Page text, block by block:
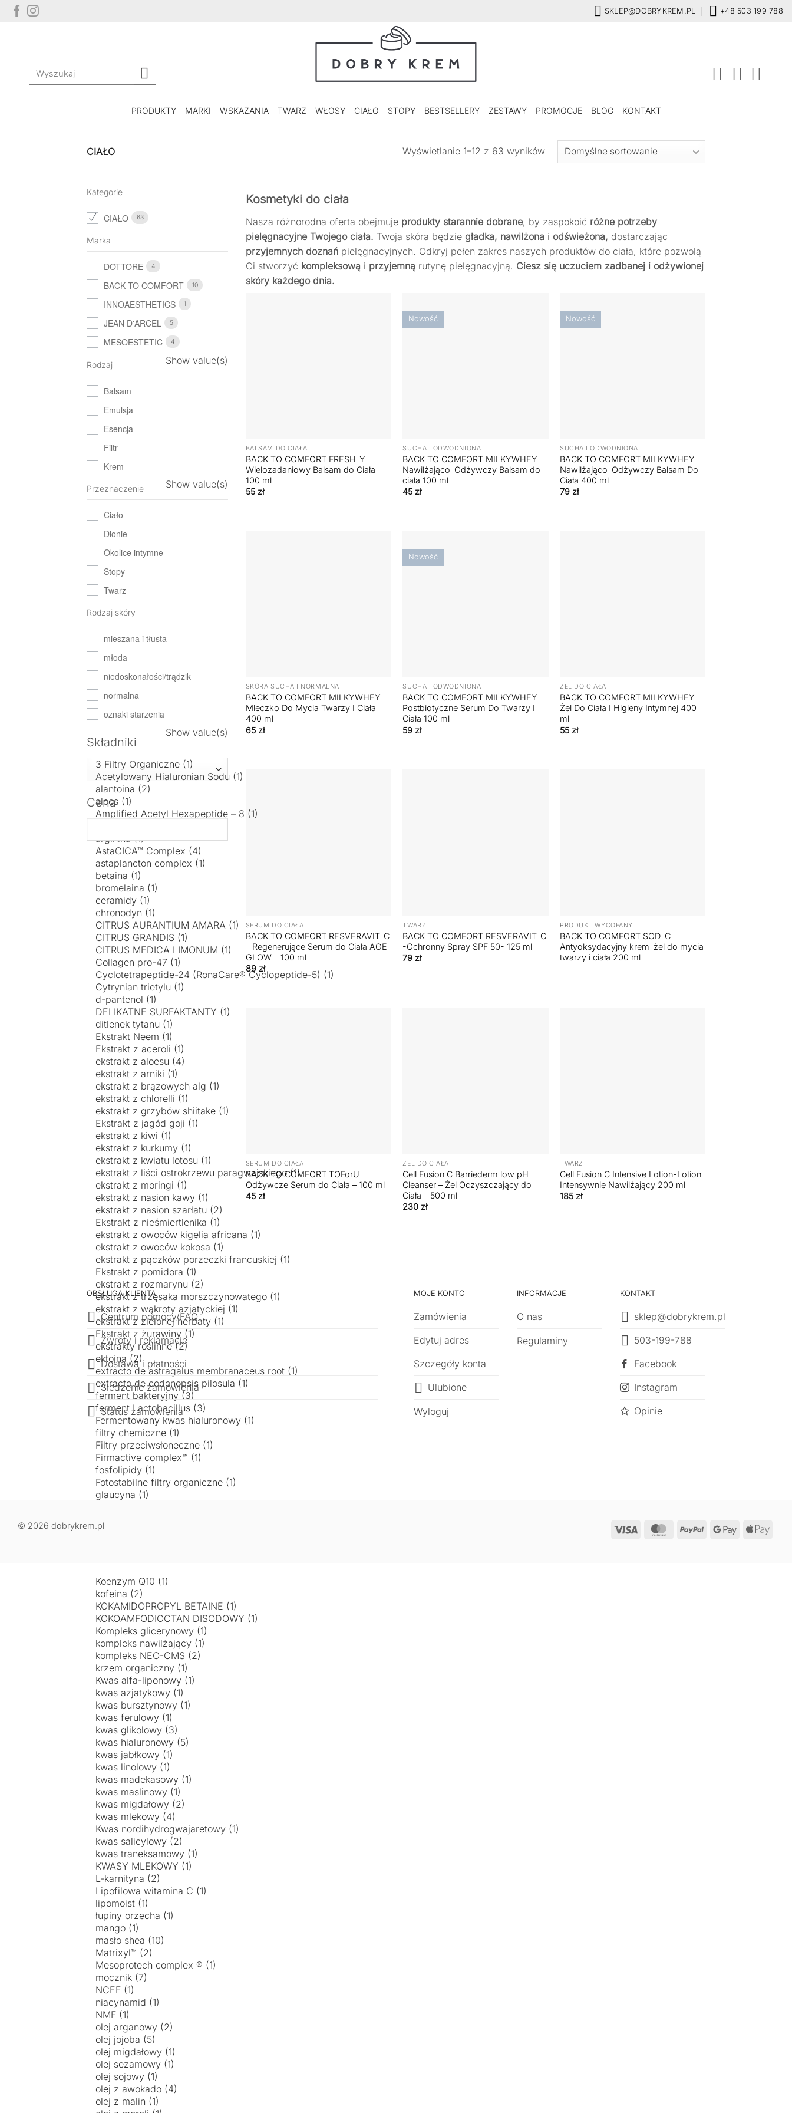
Przewiń
SKLEP@DOBRYKREM.PL +48 503 199 788
Szukaj:
PRODUKTY MARKI WSKAZANIA TWARZ WŁOSY CIAŁO STOPY BESTSELLERY ZESTAWY PROMOCJE BLOG KONTAKT
CIAŁO Wyświetlanie 1–12 z 63 wyników
Kategorie
CIAŁO 63
Marka
DOTTORE 4
BACK TO COMFORT 10
INNOAESTHETICS 1
JEAN D'ARCEL 5
MESOESTETIC 4
Show value(s)
Rodzaj
Balsam
Emulsja
Esencja
Filtr
Krem
Show value(s)
Przeznaczenie
Ciało
Dlonie
Okolice intymne
Stopy
Twarz
Rodzaj skóry
mieszana i tłusta
młoda
niedoskonałości/trądzik
normalna
oznaki starzenia
Show value(s)
Składniki
Cena
Kosmetyki do ciała
Nasza różnorodna oferta obejmuje produkty starannie dobrane, by zaspokoić różne potrzeby
pielęgnacyjne Twojego ciała. Twoja skóra będzie gładka, nawilżona i odświeżona, dostarczając
przyjemnych doznań pielęgnacyjnych. Odkryj pełen zakres naszych produktów do ciała, które pozwolą
Ci stworzyć kompleksową i przyjemną rutynę pielęgnacyjną. Ciesz się uczuciem zadbanej i odżywionej
skóry każdego dnia.
BALSAM DO CIAŁA
BACK TO COMFORT FRESH-Y –
Wielozadaniowy Balsam do Ciała –
100 ml
55 zł
Nowość
SUCHA I ODWODNIONA
BACK TO COMFORT MILKYWHEY –
Nawilżająco-Odżywczy Balsam do
ciała 100 ml
45 zł
Nowość
SUCHA I ODWODNIONA
BACK TO COMFORT MILKYWHEY –
Nawilżająco-Odżywczy Balsam Do
Ciała 400 ml
79 zł
SKÓRA SUCHA I NORMALNA
BACK TO COMFORT MILKYWHEY
Mleczko Do Mycia Twarzy I Ciała
400 ml
65 zł
Nowość
SUCHA I ODWODNIONA
BACK TO COMFORT MILKYWHEY
Postbiotyczne Serum Do Twarzy I
Ciała 100 ml
59 zł
ŻEL DO CIAŁA
BACK TO COMFORT MILKYWHEY
Żel Do Ciała I Higieny Intymnej 400
ml
55 zł
SERUM DO CIAŁA
BACK TO COMFORT RESVERAVIT-C
– Regenerujące Serum do Ciała AGE
GLOW – 100 ml
89 zł
TWARZ
BACK TO COMFORT RESVERAVIT-C
-Ochronny Spray SPF 50- 125 ml
79 zł
PRODUKT WYCOFANY
BACK TO COMFORT SOD-C
Antyoksydacyjny krem-żel do mycia
twarzy i ciała 200 ml
SERUM DO CIAŁA
BACK TO COMFORT TOForU –
Odżywcze Serum do Ciała – 100 ml
45 zł
ŻEL DO CIAŁA
Cell Fusion C Barriederm low pH
Cleanser – Żel Oczyszczający do
Ciała – 500 ml
230 zł
TWARZ
Cell Fusion C Intensive Lotion-Lotion
Intensywnie Nawilżający 200 ml
185 zł
OBSŁUGA KLIENTA
Centrum pomocy/FAQ
Zwroty i reklamacje
Dostawa i płatności
Śledzenie zamówienia
Status zamówienia
MOJE KONTO
Zamówienia
Edytuj adres
Szczegóły konta
Ulubione
Wyloguj
INFORMACJE
O nas
Regulaminy
KONTAKT
sklep@dobrykrem.pl
503-199-788
Facebook
Instagram
Opinie
© 2026 dobrykrem.pl Visa MasterCard
PayPal Google